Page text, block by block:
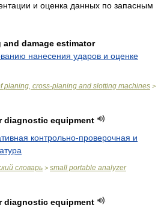
и оценка данных по запасным
and damage estimator
нанесения ударов и оценке
planing, cross-planing and slotting machines >
diagnostic equipment
контрольно-проверочная и
словарь > small portable analyzer
diagnostic equipment